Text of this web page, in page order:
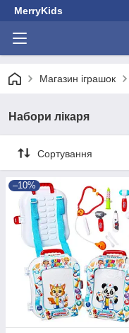
MerryKids
Магазин іграшок
Набори лікаря
Сортування
–10%